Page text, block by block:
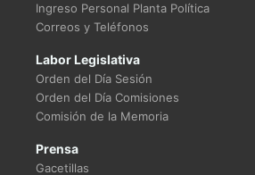
Ingreso Personal Planta Política
Correos y Teléfonos
Labor Legislativa
Orden del Día Sesión
Orden del Día Comisiones
Comisión de la Memoria
Prensa
Gacetillas